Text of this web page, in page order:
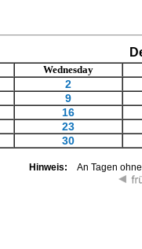
Wednesday
2
9
16
23
30
Hinweis: An Tagen